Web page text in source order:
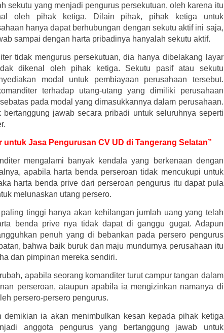
sekutu yang menjadi pengurus persekutuan, oleh karena itu
oleh pihak ketiga. Dilain pihak, pihak ketiga untuk
hanya dapat berhubungan dengan sekutu aktif ini saja,
sampai dengan harta pribadinya hanyalah sekutu aktif.
tidak mengurus persekutuan, dia hanya dibelakang layar
dikenal oleh pihak ketiga. Sekutu pasif atau sekutu
modal untuk pembiayaan perusahaan tersebut.
terhadap utang-utang yang dimiliki perusahaan
pada modal yang dimasukkannya dalam perusahaan.
bertanggung jawab secara pribadi untuk seluruhnya seperti
Jasa Pengurusan CV UD di Tangerang Selatan”
mengalami banyak kendala yang berkenaan dengan
apabila harta benda perseroan tidak mencukupi untuk
harta benda prive dari perseroan pengurus itu dapat pula
melunaskan utang persero.
tinggi hanya akan kehilangan jumlah uang yang telah
benda prive nya tidak dapat di ganggu gugat. Adapun
penuh yang di bebankan pada persero pengurus
bahwa baik buruk dan maju mundurnya perusahaan itu
dan pimpinan mereka sendiri.
apabila seorang komanditer turut campur tangan dalam
perseroan, ataupun apabila ia mengizinkan namanya di
persero-persero pengurus.
demikian ia akan menimbulkan kesan kepada pihak ketiga
anggota pengurus yang bertanggung jawab untuk